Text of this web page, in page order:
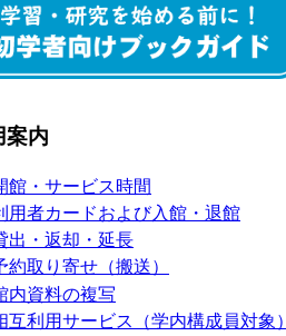
案内
館・サービス時間
用者カードおよび入館・退館
出・返却・延長
約取り寄せ（搬送）
内資料の複写
互利用サービス（学内構成員対象）